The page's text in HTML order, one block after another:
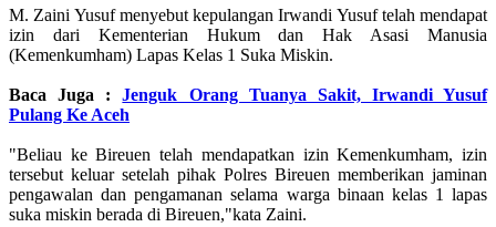
M. Zaini Yusuf menyebut kepulangan Irwandi Yusuf telah mendapat
izin dari Kementerian Hukum dan Hak Asasi Manusia
(Kemenkumham) Lapas Kelas 1 Suka Miskin.
Baca Juga :Jenguk Orang Tuanya Sakit, Irwandi Yusuf
Pulang Ke Aceh
"Beliau ke Bireuen telah mendapatkan izin Kemenkumham, izin
tersebut keluar setelah pihak Polres Bireuen memberikan jaminan
pengawalan dan pengamanan selama warga binaan kelas 1 lapas
suka miskin berada di Bireuen,"kata Zaini.